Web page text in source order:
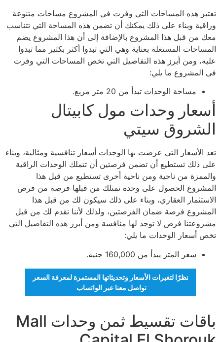
تعتبر هذه المساحات التي وفرت في المشروع مساحات متنوعة
وراقية وبناء على ذلك يمكنك أن تضمن هذه المساحة التي تتناسب
معك من قبل هذا المشروع بالإضافة إلى أن هذا المشروع يضم
المساحات المستغلة بعناية وهي التي تبدوا أكثر بكثير مما تبدوا
عليه، ومن أبرز هذه التفاصيل التي تخص المساحات التي وفرت
في المشروع ما يلي:
مساحة الوحدات تبدأ من 20 متر مربع.
أسعار وحدات مول كابيتال
الشروق سيتي
تعد الأسعار التي عرضت بها الوحدات أسعار تنافسية ومثالية، وبناء
على ذلك تستطيع أن تضمن فرصتين أن تتملك الوحدات الراقية
والممزة من ناحية ومن ناحية أخرى تستطيع من قبل هذا
المشروع الحصول على وحدة تمتلك من قبلها فرصة من فرص
الاستثمار العقاري، وبناء على ذلك سيكون لك من قبل هذا
المشروع فرصة ضمان الفرصتين، ولذلك لأننا نقدم لك من قبل
مشروعتنا فرص لا توجد لها منافسة ومن أبرز هذه التفاصيل التي
تخص أسعار الوحدات ما يلي:
سعر المتر يبدأ من 160,000 جنيه.
نظرًا لتغيرات الأسعار وتحديثاتها المستمرة لمعرفة السعر
تواصل معنا عبر الواتساب
باقات تقسيط ثمن وحدات Mall